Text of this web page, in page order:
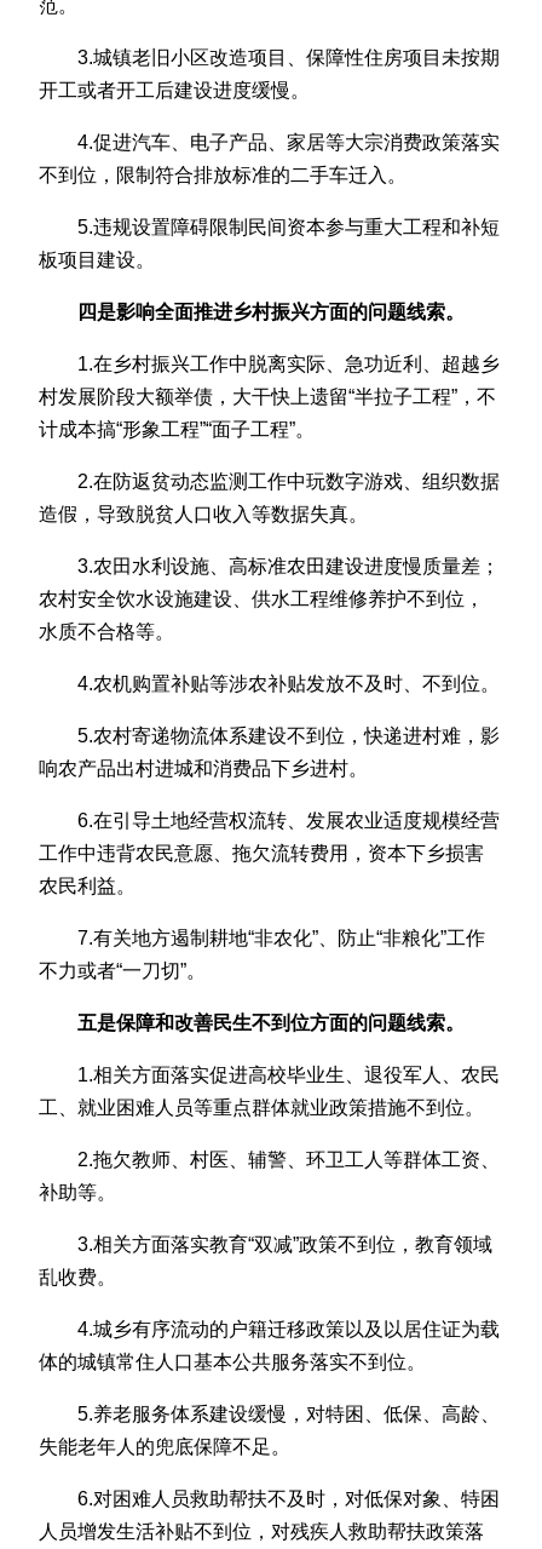
范。
3.城镇老旧小区改造项目、保障性住房项目未按期
开工或者开工后建设进度缓慢。
4.促进汽车、电子产品、家居等大宗消费政策落实
不到位，限制符合排放标准的二手车迁入。
5.违规设置障碍限制民间资本参与重大工程和补短
板项目建设。
四是影响全面推进乡村振兴方面的问题线索。
1.在乡村振兴工作中脱离实际、急功近利、超越乡
村发展阶段大额举债，大干快上遗留“半拉子工程”，不
计成本搞“形象工程”“面子工程”。
2.在防返贫动态监测工作中玩数字游戏、组织数据
造假，导致脱贫人口收入等数据失真。
3.农田水利设施、高标准农田建设进度慢质量差；
农村安全饮水设施建设、供水工程维修养护不到位，
水质不合格等。
4.农机购置补贴等涉农补贴发放不及时、不到位。
5.农村寄递物流体系建设不到位，快递进村难，影
响农产品出村进城和消费品下乡进村。
6.在引导土地经营权流转、发展农业适度规模经营
工作中违背农民意愿、拖欠流转费用，资本下乡损害
农民利益。
7.有关地方遏制耕地“非农化”、防止“非粮化”工作
不力或者“一刀切”。
五是保障和改善民生不到位方面的问题线索。
1.相关方面落实促进高校毕业生、退役军人、农民
工、就业困难人员等重点群体就业政策措施不到位。
2.拖欠教师、村医、辅警、环卫工人等群体工资、
补助等。
3.相关方面落实教育“双减”政策不到位，教育领域
乱收费。
4.城乡有序流动的户籍迁移政策以及以居住证为载
体的城镇常住人口基本公共服务落实不到位。
5.养老服务体系建设缓慢，对特困、低保、高龄、
失能老年人的兜底保障不足。
6.对困难人员救助帮扶不及时，对低保对象、特困
人员增发生活补贴不到位，对残疾人救助帮扶政策落